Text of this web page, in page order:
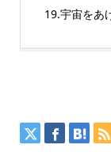
19.宇宙をあ